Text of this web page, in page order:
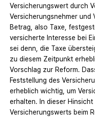
Versicherungswert durch
Versicherungsnehmer und
Betrag, also Taxe,
versicherte Interesse bei
sei denn, die Taxe
zu diesem Zeitpunkt
Vorschlag zur Reform.
Feststellung des
erheblich wichtig, um
erhalten. In dieser
Versicherungswerts beim